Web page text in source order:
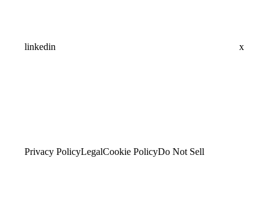
linkedin x
Privacy PolicyLegalCookie PolicyDo Not Sell